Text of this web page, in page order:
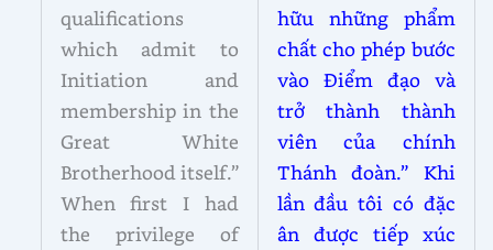
qualifications
which admit to
Initiation and
membership in the
Great White
Brotherhood itself.”
When first I had
the privilege of
hữu những phẩm
chất cho phép bước
vào Điểm đạo và
trở thành thành
viên của chính
Thánh đoàn.” Khi
lần đầu tôi có đặc
ân được tiếp xúc